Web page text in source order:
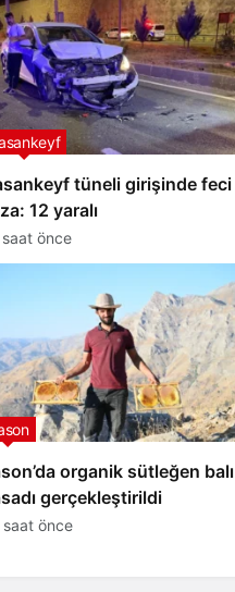
tüneli girişinde feci
12 yaralı
saat önce
organik sütleğen balı
gerçekleştirildi
saat önce